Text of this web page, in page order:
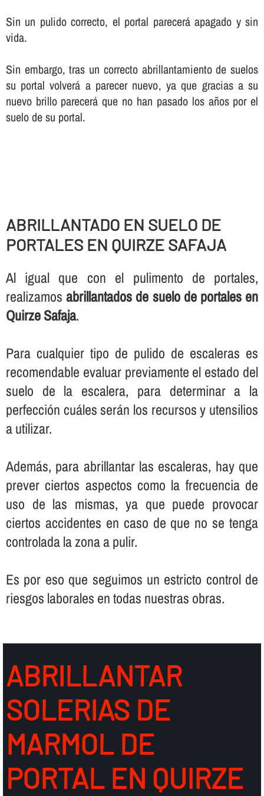
Sin un pulido correcto, el portal parecerá apagado y sin
vida.
Sin embargo, tras un correcto abrillantamiento de suelos
su portal volverá a parecer nuevo, ya que gracias a su
nuevo brillo parecerá que no han pasado los años por el
suelo de su portal.
ABRILLANTADO EN SUELO DE
PORTALES EN QUIRZE SAFAJA
Al igual que con el pulimento de portales,
realizamosabrillantados de suelo de portales en
Quirze Safaja.
Para cualquier tipo de pulido de escaleras es
recomendable evaluar previamente el estado del
suelo de la escalera, para determinar a la
perfección cuáles serán los recursos y utensilios
a utilizar.
Además, para abrillantar las escaleras, hay que
prever ciertos aspectos como la frecuencia de
uso de las mismas, ya que puede provocar
ciertos accidentes en caso de que no se tenga
controlada la zona a pulir.
Es por eso que seguimos un estricto control de
riesgos laborales en todas nuestras obras.
ABRILLANTAR
SOLERIAS DE
MARMOL DE
PORTAL EN QUIRZE